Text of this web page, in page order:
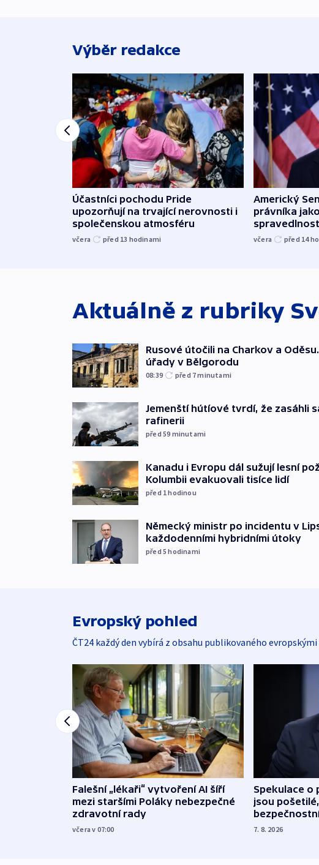
Výběr redakce
Účastníci pochodu Pride
upozorňují na trvající nerovnosti i
společenskou atmosféru
včera před 13 hodinami
Americký
právníka
včera před 14
Aktuálně z rubriky
Rusové útočili na Charkov a
úřady v Bělgorodu
08:39 před 7minutami
Jemenští hútíové tvrdí, že zasáhli
rafinerii
před 59 minutami
Kanadu i Evropu dál sužují lesní
Kolumbii evakuovali tisíce lidí
před 1hodinou
Německý ministr po incidentu v
každodenními hybridními útoky
před 5hodinami
Evropský pohled
ČT24 každý den vybírá z obsahu publikovaného
Falešní „lékaři“ vytvoření AI šíří
mezi staršími Poláky nebezpečné
zdravotní rady
včera v 07:00
Spekulace o
jsou
7. 8. 2026